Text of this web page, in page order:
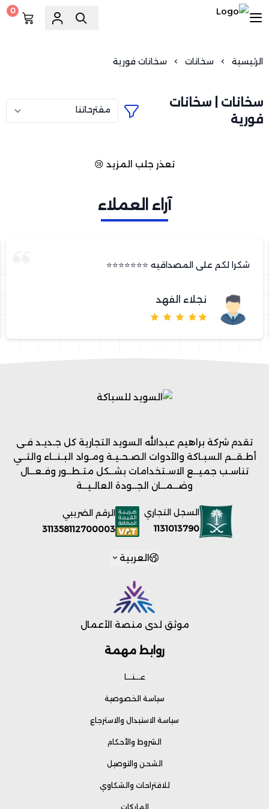
0
الرئيسية سخانات سخانات فورية
سخانات | سخانات
فورية
تعذر جلب المزيد 😢
آراء العملاء
شكرا لكم على المصداقيه ⭐️⭐️⭐️⭐️⭐️⭐️⭐️
نجلاء الفهد
روابط مهمة
عـــنـــا
سياسة الخصوصية
سياسة الاستبدال والاسترجاع
الشروط والأحكام
الشحن والتوصيل
للاقتراحات والشكاوي
الماركات
تقدم شركة براهيم عبدالله السويد التجارية كل جـديـد فـى
أطـقــم السبـاكة والأدوات الصـحـيـة ومـواد البـنــاء والتــي
تناسـب جميــع الاسـتخدامات بشــكل متـطــور وفـعــال
وضــمــان الجــودة العالـيــة
السجل التجاري
1131013790
الرقم الضريبي
311358112700003
العربية
موثق لدى منصة الأعمال